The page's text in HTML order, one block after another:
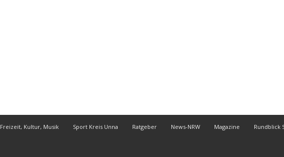
Freizeit, Kultur, Musik Sport Kreis Unna Ratgeber News-NRW Magazine Rundblick